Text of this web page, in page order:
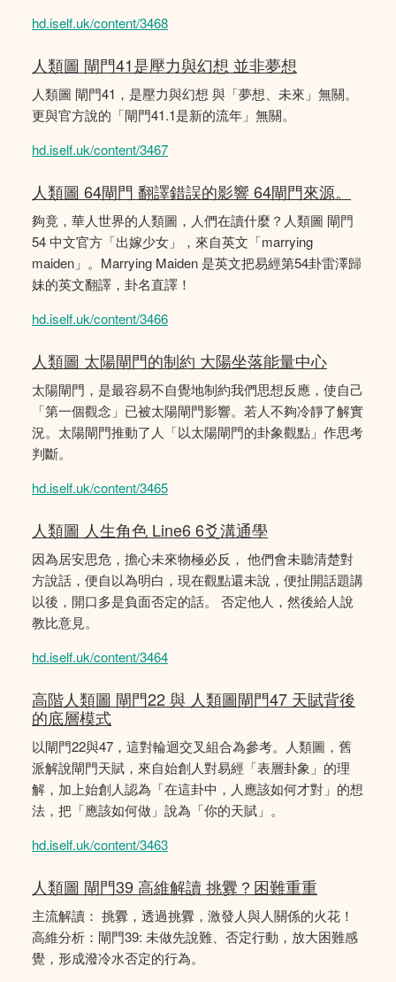
hd.iself.uk/content/3468
人類圖 閘門41是壓力與幻想 並非夢想
人類圖 閘門41，是壓力與幻想 與「夢想、未來」無關。
更與官方說的「閘門41.1是新的流年」無關。
hd.iself.uk/content/3467
人類圖 64閘門 翻譯錯誤的影響 64閘門來源。
夠竟，華人世界的人類圖，人們在讀什麼？人類圖 閘門
54 中文官方「出嫁少女」，來自英文「marrying
maiden」。Marrying Maiden 是英文把易經第54卦雷澤歸
妹的英文翻譯，卦名直譯！
hd.iself.uk/content/3466
人類圖 太陽閘門的制約 大陽坐落能量中心
太陽閘門，是最容易不自覺地制約我們思想反應，使自己
「第一個觀念」已被太陽閘門影響。若人不夠冷靜了解實
況。太陽閘門推動了人「以太陽閘門的卦象觀點」作思考
判斷。
hd.iself.uk/content/3465
人類圖 人生角色 Line6 6爻溝通學
因為居安思危，擔心未來物極必反， 他們會未聽清楚對
方說話，便自以為明白，現在觀點還未說，便扯開話題講
以後，開口多是負面否定的話。 否定他人，然後給人說
教比意見。
hd.iself.uk/content/3464
高階人類圖 閘門22 與 人類圖閘門47 天賦背後
的底層模式
以閘門22與47，這對輪迴交叉組合為參考。人類圖，舊
派解說閘門天賦，來自始創人對易經「表層卦象」的理
解，加上始創人認為「在這卦中，人應該如何才對」的想
法，把「應該如何做」說為「你的天賦」。
hd.iself.uk/content/3463
人類圖 閘門39 高維解讀 挑釁？困難重重
主流解讀： 挑釁，透過挑釁，激發人與人關係的火花！
高維分析：閘門39: 未做先說難、否定行動，放大困難感
覺，形成潑冷水否定的行為。